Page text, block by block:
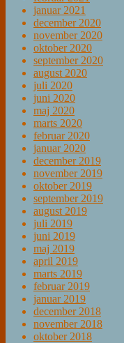
januar 2021
december 2020
november 2020
oktober 2020
september 2020
august 2020
juli 2020
juni 2020
maj 2020
marts 2020
februar 2020
januar 2020
december 2019
november 2019
oktober 2019
september 2019
august 2019
juli 2019
juni 2019
maj 2019
april 2019
marts 2019
februar 2019
januar 2019
december 2018
november 2018
oktober 2018